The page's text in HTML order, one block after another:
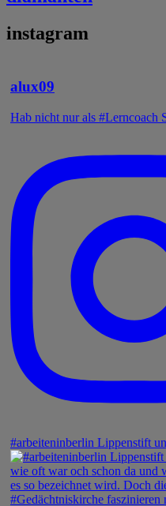
instagram
alux09
Hab nicht nur als #Lerncoach
#arbeiteninberlin Lippenstift